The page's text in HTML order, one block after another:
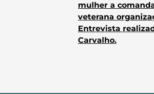
mulher a
veterana
Entrevista
Carvalho.